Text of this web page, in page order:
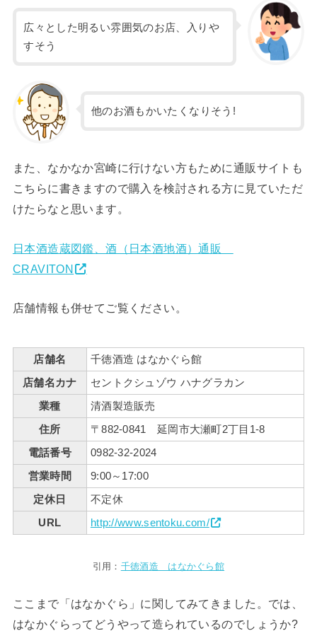
広々とした明るい雰囲気のお店、入りや
すそう
他のお酒もかいたくなりそう!
また、なかなか宮崎に行けない方もために通販サイトも
こちらに書きますので購入を検討される方に見ていただ
けたらなと思います。
日本酒造蔵図鑑、酒（日本酒地酒）通販
CRAVITON
店舗情報も併せてご覧ください。
店舗名 千徳酒造 はなかぐら館
店舗名カナ セントクシュゾウ ハナグラカン
業種 清酒製造販売
住所 〒882-0841 延岡市大瀬町2丁目1-8
電話番号 0982-32-2024
営業時間 9:00～17:00
定休日 不定休
URL http://www.sentoku.com/
引用： 千徳酒造 はなかぐら館
ここまで「はなかぐら」に関してみてきました。では、
はなかぐらってどうやって造られているのでしょうか?